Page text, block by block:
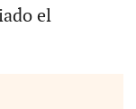
el